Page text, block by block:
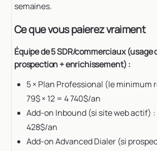
semaines.
Ce que vous paierez vraiment
Équipe de 5 SDR/commerciaux (usage
prospection + enrichissement) :
5 × Plan Professional (le minimum
79$ × 12 = 4 740$/an
Add-on Inbound (si site web actif) :
428$/an
Add-on Advanced Dialer (si